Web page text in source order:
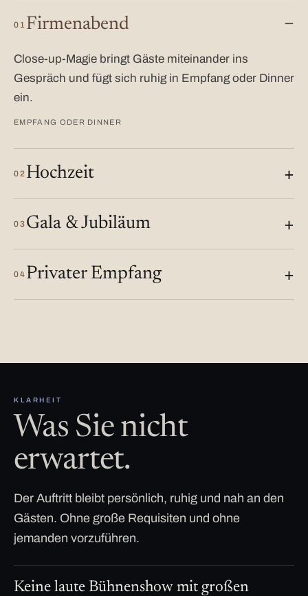
01 Firmenabend
Close-up-Magie bringt Gäste miteinander ins
Gespräch und fügt sich ruhig in Empfang oder Dinner
ein.
EMPFANG ODER DINNER
02 Hochzeit
03 Gala & Jubiläum
04 Privater Empfang
KLARHEIT
Was Sie nicht
erwartet.
Der Auftritt bleibt persönlich, ruhig und nah an den
Gästen. Ohne große Requisiten und ohne
jemanden vorzuführen.
Keine laute Bühnenshow mit großen